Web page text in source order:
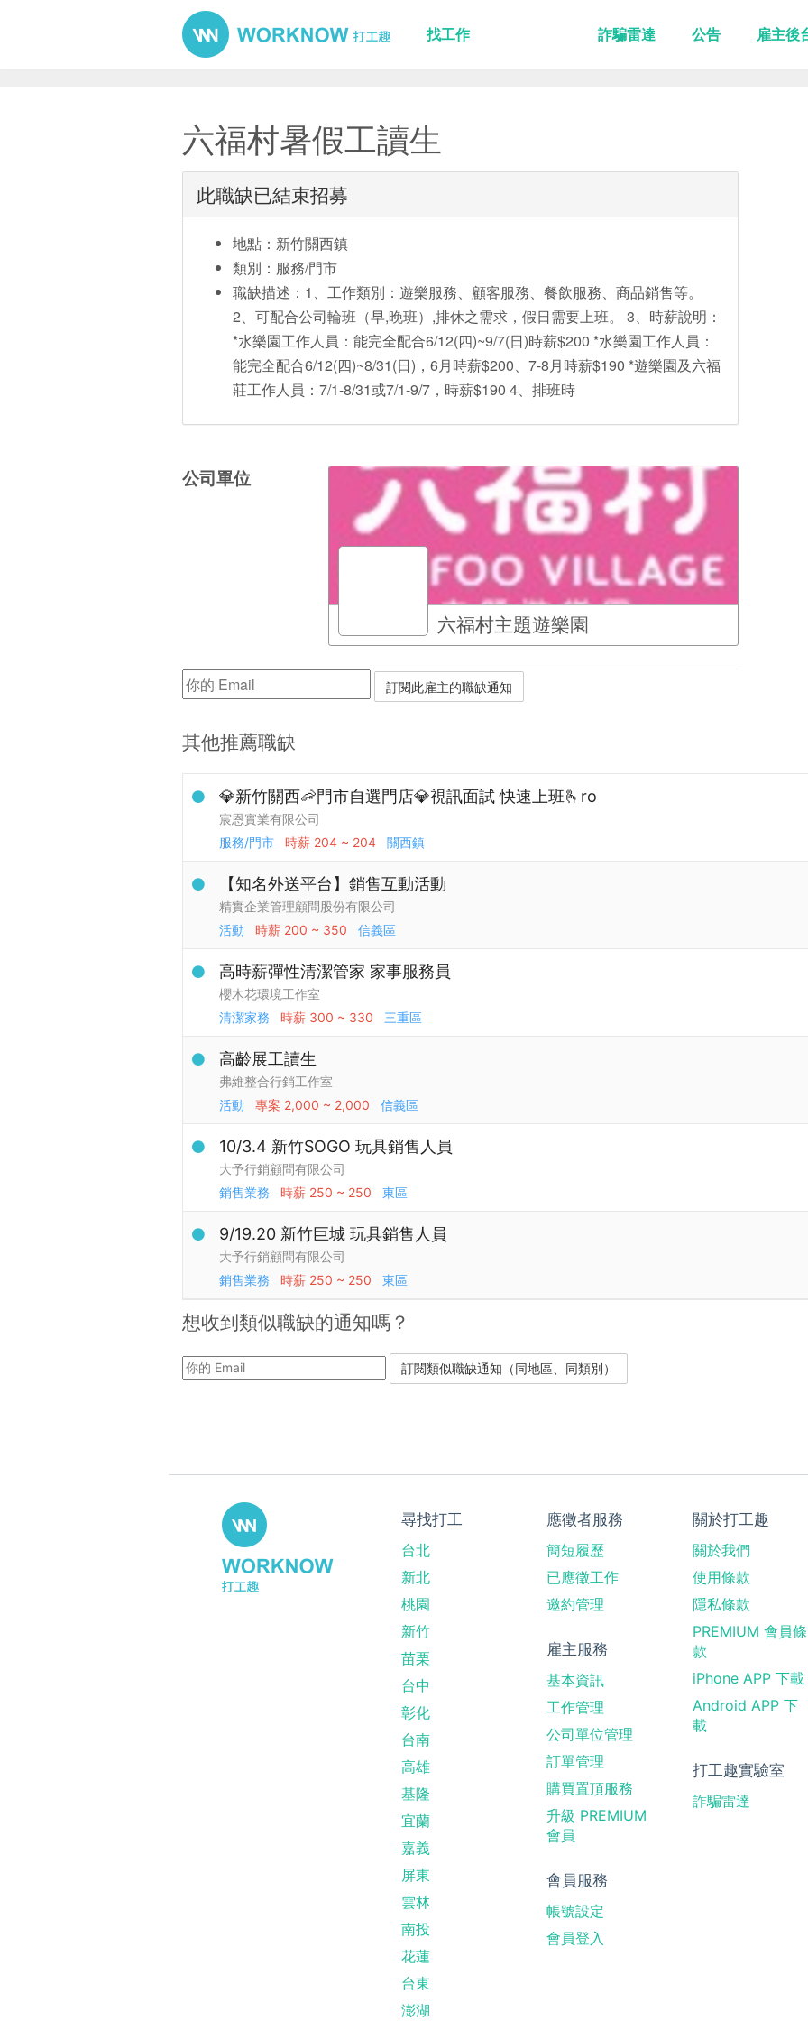
找工作 詐騙雷達 公告 雇主後
六福村暑假工讀生
此職缺已結束招募
地點：新竹關西鎮
類別：服務/門市
職缺描述：1、工作類別：遊樂服務、顧客服務、餐飲服務、商品銷售等。
2、可配合公司輪班（早,晚班）,排休之需求，假日需要上班。 3、時薪說明：
*水樂園工作人員：能完全配合6/12(四)~9/7(日)時薪$200 *水樂園工作人員：
能完全配合6/12(四)~8/31(日)，6月時薪$200、7-8月時薪$190 *遊樂園及六福
莊工作人員：7/1-8/31或7/1-9/7，時薪$190 4、排班時
公司單位
六福村主題遊樂園
其他推薦職缺
💎新竹關西🦐門市自選門店💎視訊面試 快速上班🫰ro
宸恩實業有限公司
服務/門市
時薪 204 ~ 204 關西鎮
【知名外送平台】銷售互動活動
精實企業管理顧問股份有限公司
活動
時薪 200 ~ 350 信義區
高時薪彈性清潔管家 家事服務員
櫻木花環境工作室
清潔家務
時薪 300 ~ 330 三重區
高齡展工讀生
弗維整合行銷工作室
活動
專案 2,000 ~ 2,000 信義區
10/3.4 新竹SOGO 玩具銷售人員
大予行銷顧問有限公司
銷售業務
時薪 250 ~ 250 東區
9/19.20 新竹巨城 玩具銷售人員
大予行銷顧問有限公司
銷售業務
時薪 250 ~ 250 東區
想收到類似職缺的通知嗎？
尋找打工
台北
新北
桃園
新竹
苗栗
台中
彰化
台南
高雄
基隆
宜蘭
嘉義
屏東
雲林
南投
花蓮
台東
澎湖
應徵者服務
簡短履歷
已應徵工作
邀約管理
雇主服務
基本資訊
工作管理
公司單位管理
訂單管理
購買置頂服務
升級 PREMIUM
會員
會員服務
帳號設定
會員登入
關於打工趣
關於我們
使用條款
隱私條款
PREMIUM 會員條
款
iPhone APP 下載
Android APP 下
載
打工趣實驗室
詐騙雷達